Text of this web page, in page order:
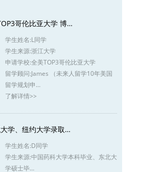
哥伦比亚大学 博…
学生姓名:L同学
学生来源:浙江大学
申请学校:全美TOP3哥伦比亚大学
留学顾问:James （未来人留学10年美国
留学规划申…
了解详情>>
学、纽约大学录取…
学生姓名:D同学
学生来源:中国药科大学本科毕业、东北大
学硕士毕…